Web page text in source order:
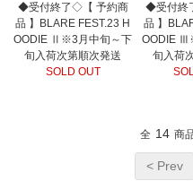
◆受付終了◇【 予約商
品 】BLARE FEST.23 H
OODIE Ⅱ※3月中旬～下
旬入荷次第順次発送
SOLD OUT
◆受付終
品 】
OODIE
旬入荷
全 14 商
< Prev